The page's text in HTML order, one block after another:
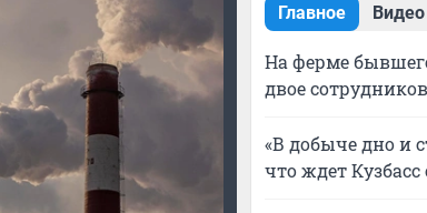
Главное Видео
На ферме
двое
«В добыче дно и
что ждет Кузбасс